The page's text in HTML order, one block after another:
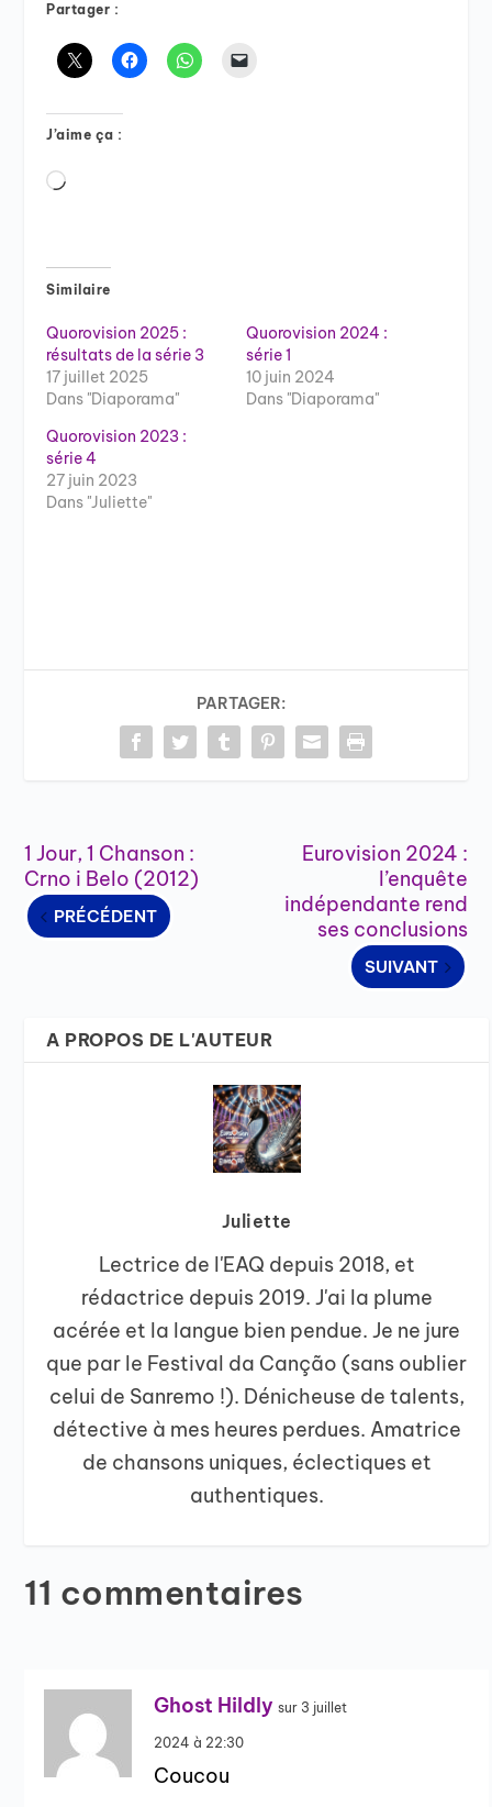
Partager :
J’aime ça :
Chargement…
Similaire
Quorovision 2025 :
résultats de la série 3
17 juillet 2025
Dans "Diaporama"
Quorovision 2024 :
série 1
10 juin 2024
Dans "Diaporama"
Quorovision 2023 :
série 4
27 juin 2023
Dans "Juliette"
PARTAGER:
1 Jour, 1 Chanson :
Crno i Belo (2012)
PRÉCÉDENT
Eurovision 2024 :
l’enquête
indépendante rend
ses conclusions
SUIVANT
A PROPOS DE L'AUTEUR
Juliette
Lectrice de l'EAQ depuis 2018, et
rédactrice depuis 2019. J'ai la plume
acérée et la langue bien pendue. Je ne jure
que par le Festival da Canção (sans oublier
celui de Sanremo !). Dénicheuse de talents,
détective à mes heures perdues. Amatrice
de chansons uniques, éclectiques et
authentiques.
11 commentaires
Ghost Hildly sur 3 juillet
2024 à 22:30
Coucou